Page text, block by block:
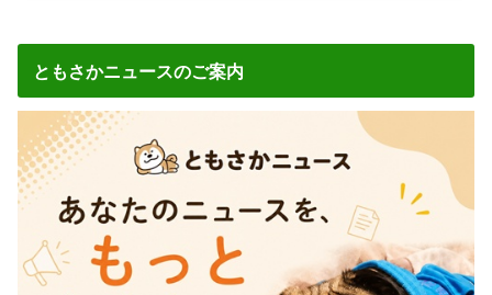
ともさかニュースのご案内